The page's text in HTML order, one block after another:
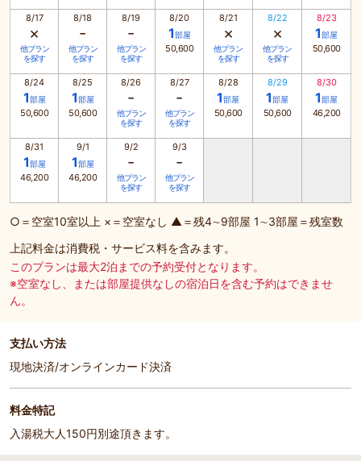
8/17
×
他プラン
を探す
8/18
-
他プラン
を探す
8/19
-
他プラン
を探す
8/20
1部屋
50,600
8/21
×
他プラン
を探す
8/22
×
他プラン
を探す
8/23
1部屋
50,600
8/24
1部屋
50,600
8/25
1部屋
50,600
8/26
-
他プラン
を探す
8/27
-
他プラン
を探す
8/28
1部屋
50,600
8/29
1部屋
50,600
8/30
1部屋
46,200
8/31
1部屋
46,200
9/1
1部屋
46,200
9/2
-
他プラン
を探す
9/3
-
他プラン
を探す
○＝空室10室以上 ×＝空室なし ▲＝残4∼9部屋 1∼3部屋＝残室数
上記料金は消費税・サービス料を含みます。
このプランは最大2泊までの予約受付となります。
※空室なし、または部屋提供なしの宿泊日を含む予約はできませ
ん。
支払い方法
現地決済/オンラインカード決済
料金特記
入湯税大人150円別途頂きます。